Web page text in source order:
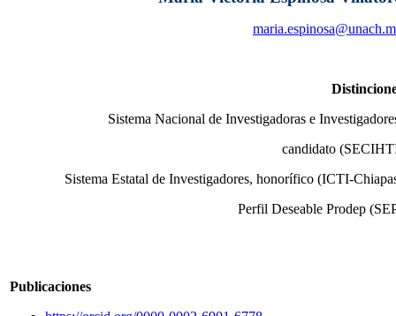
Sistema Nacional de Investigadoras e
candidato
Sistema Estatal de Investigadores, honorífico (ICTI-
Perfil Deseable Prodep
Publicaciones